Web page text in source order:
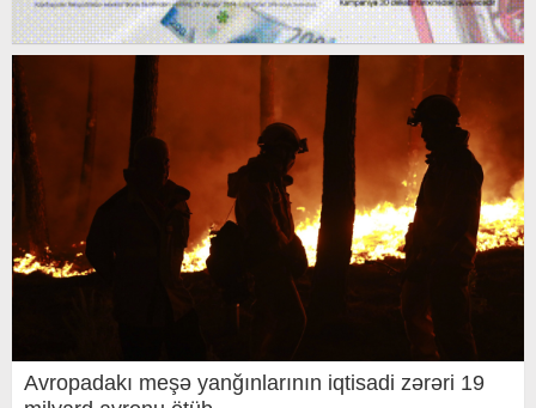
Avropadakı meşə yanğınlarının iqtisadi zərəri 19